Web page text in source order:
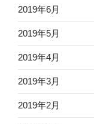
2019年6月
2019年5月
2019年4月
2019年3月
2019年2月